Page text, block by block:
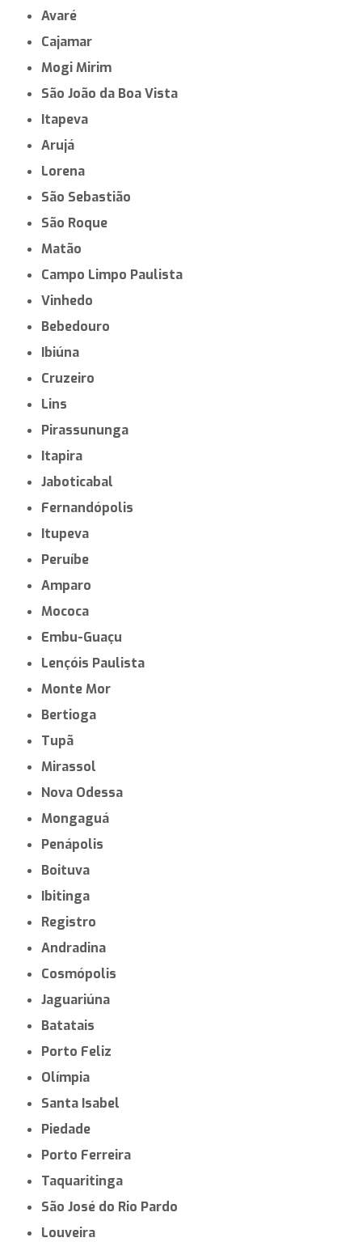
Avaré
Cajamar
Mogi Mirim
São João da Boa Vista
Itapeva
Arujá
Lorena
São Sebastião
São Roque
Matão
Campo Limpo Paulista
Vinhedo
Bebedouro
Ibiúna
Cruzeiro
Lins
Pirassununga
Itapira
Jaboticabal
Fernandópolis
Itupeva
Peruíbe
Amparo
Mococa
Embu-Guaçu
Lençóis Paulista
Monte Mor
Bertioga
Tupã
Mirassol
Nova Odessa
Mongaguá
Penápolis
Boituva
Ibitinga
Registro
Andradina
Cosmópolis
Jaguariúna
Batatais
Porto Feliz
Olímpia
Santa Isabel
Piedade
Porto Ferreira
Taquaritinga
São José do Rio Pardo
Louveira